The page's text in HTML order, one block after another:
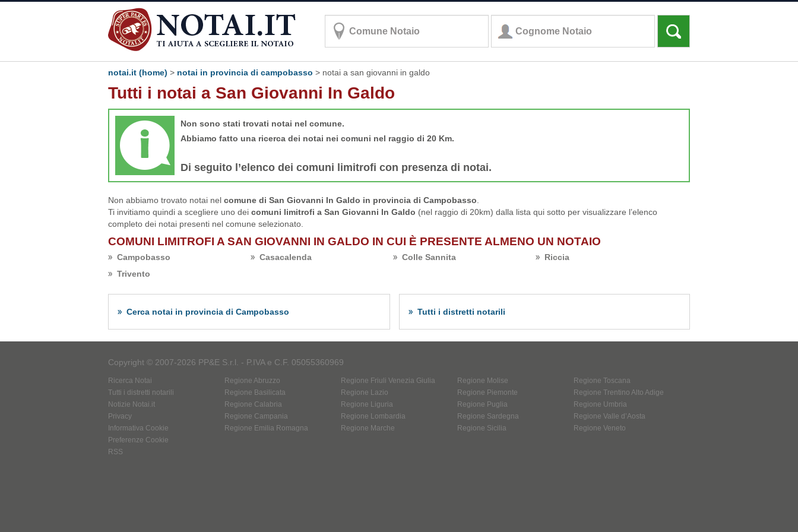
notai.it (home) > notai in provincia di campobasso > notai a san giovanni in galdo
Tutti i notai a San Giovanni In Galdo
Non sono stati trovati notai nel comune.
Abbiamo fatto una ricerca dei notai nei comuni nel raggio di 20 Km.
Di seguito l’elenco dei comuni limitrofi con presenza di notai.
Non abbiamo trovato notai nel comune di San Giovanni In Galdo in provincia di Campobasso
Ti invitiamo quindi a scegliere uno dei comuni limitrofi a San Giovanni In Galdo (nel raggio di 20km) dalla lista qui sotto per visualizzare l’elenco
completo dei notai presenti nel comune selezionato.
COMUNI LIMITROFI A SAN GIOVANNI IN GALDO IN CUI È PRESENTE ALMENO UN NOTAIO
Campobasso Casacalenda Colle Sannita
Riccia
Trivento
Cerca notai in provincia di Campobasso Tutti i distretti notarili
Copyright © 2007-2026 PP&E S.r.l. - P.IVA e C.F. 05055360969
Ricerca Notai
Tutti i distretti notarili
Notizie Notai.it
Privacy
Informativa Cookie
Preferenze Cookie
RSS
Regione Abruzzo
Regione Basilicata
Regione Calabria
Regione Campania
Regione Emilia Romagna
Regione Friuli Venezia Giulia
Regione Lazio
Regione Liguria
Regione Lombardia
Regione Marche
Regione Molise
Regione Piemonte
Regione Puglia
Regione Sardegna
Regione Sicilia
Regione Toscana
Regione Trentino Alto Adige
Regione Umbria
Regione Valle d’Aosta
Regione Veneto